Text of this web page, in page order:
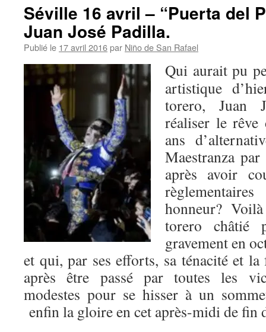
Séville 16 avril – “Puerta del
Juan José Padilla.
Publié le 17 avril 2016par Niño de San Rafael
Qui aurait pu
artistique
torero, Juan
réaliser le
ans
Maestranza
après avoir
honneur?
torero châtié
gravement en
et qui, par ses efforts, sa ténacité et
après être passé par toutes les
modestes pour se hisser à un
enfin la gloire en cet après-midi de fin